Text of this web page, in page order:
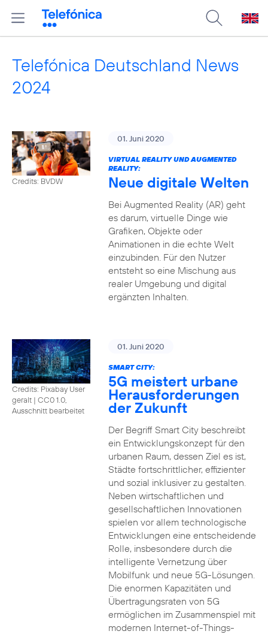
Telefónica Deutschland News
2024
Credits: BVDW
01. Juni 2020
VIRTUAL REALITY UND AUGMENTED
REALITY:
Neue digitale Welten
Bei Augmented Reality (AR) geht
es darum, virtuelle Dinge wie
Grafiken, Objekte oder
Animationen in die echte Welt
einzubinden. Für den Nutzer
entsteht so eine Mischung aus
realer Umgebung und digital
ergänzten Inhalten.
Credits: Pixabay User
geralt | CC0 1.0,
Ausschnitt bearbeitet
01. Juni 2020
SMART CITY:
5G meistert urbane
Herausforderungen
der Zukunft
Der Begriff Smart City beschreibt
ein Entwicklungskonzept für den
urbanen Raum, dessen Ziel es ist,
Städte fortschrittlicher, effizienter
und sozial inklusiver zu gestalten.
Neben wirtschaftlichen und
gesellschaftlichen Innovationen
spielen vor allem technologische
Entwicklungen eine entscheidende
Rolle, insbesondere durch die
intelligente Vernetzung über
Mobilfunk und neue 5G-Lösungen.
Die enormen Kapazitäten und
Übertragungsraten von 5G
ermöglichen im Zusammenspiel mit
modernen Internet-of-Things-